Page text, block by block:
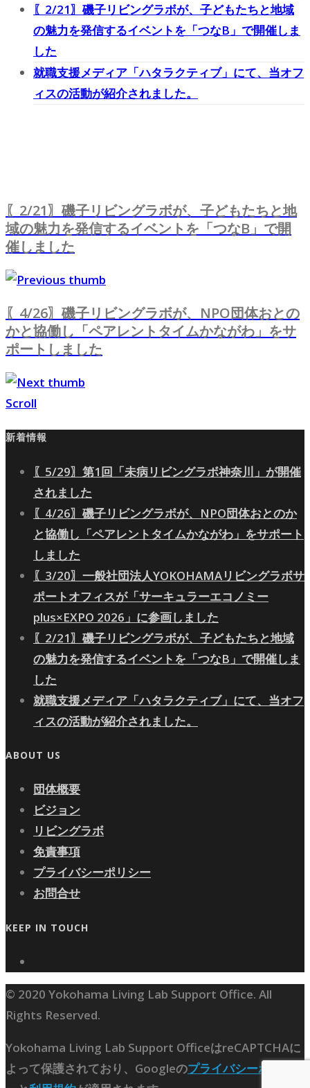
〖2/21〗磯子リビングラボが、子どもたちと地域
の魅力を発信するイベントを「つなB」で開催しま
した
就職支援メディア「ハタラクティブ」にて、当オフ
ィスの活動が紹介されました。
〖2/21〗磯子リビングラボが、子どもたちと地
域の魅力を発信するイベントを「つなB」で開
催しました
〖4/26〗磯子リビングラボが、NPO団体おとの
かと協働し「ペアレントタイムかながわ」をサ
ポートしました
Scroll
新着情報
〖5/29〗第1回「未病リビングラボ神奈川」が開催
されました
〖4/26〗磯子リビングラボが、NPO団体おとのか
と協働し「ペアレントタイムかながわ」をサポート
しました
〖3/20〗一般社団法人YOKOHAMAリビングラボサ
ポートオフィスが「サーキュラーエコノミー
plus×EXPO 2026」に参画しました
〖2/21〗磯子リビングラボが、子どもたちと地域
の魅力を発信するイベントを「つなB」で開催しま
した
就職支援メディア「ハタラクティブ」にて、当オフ
ィスの活動が紹介されました。
ABOUT US
団体概要
ビジョン
リビングラボ
免責事項
プライバシーポリシー
お問合せ
KEEP IN TOUCH
© 2020 Yokohama Living Lab Support Office. All
Rights Reserved.
Yokohama Living Lab Support OfficeはreCAPTCHAに
よって保護されており、Googleのプライバシーポリシ